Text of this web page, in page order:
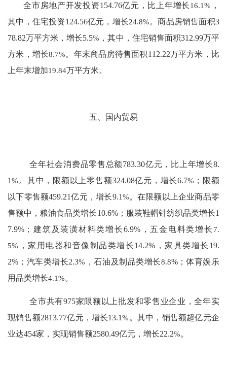
全市房地产开发投资154.76亿元，比上年增长16.1% ，
其中，住宅投资124.56亿元， 增长24.8%。商品房销售面积3
78.82万平方米，增长5.5% ，其中，住宅销售面积312.99万平
方米， 增长8.7%。年末商品房待售面积112.22万平方米， 比
上年末增加19.84万平方米。
五、国内贸易
全年社会消费品零售总额783.30亿元，比上年增长8.
1% 。 其中 ，限额以上零售额324.08亿元，增长6.7% ；限额
以下零售额459.21亿元，增长9.1%。在限额以上企业商品零
售额中，粮油食品类增长10.6%； 服装鞋帽针纺织品类增长1
7.9% ； 建筑及装潢材料类增长6.9%，五金电料类增长 7.
5% ，家用电器和音像制品类增长14.2% ，家具类增长 19.
2% ； 汽车类增长2.3% ，石油及制品类增长8.8%；体育娱乐
用品类增长4.1%。
全市共有975家限额以上批发和零售业企业，全年实
现销售额2813.77亿元，增长13.1% 。其中，销售额超亿元企
业达454家， 实现销售额2580.49亿元，增长22.2%。